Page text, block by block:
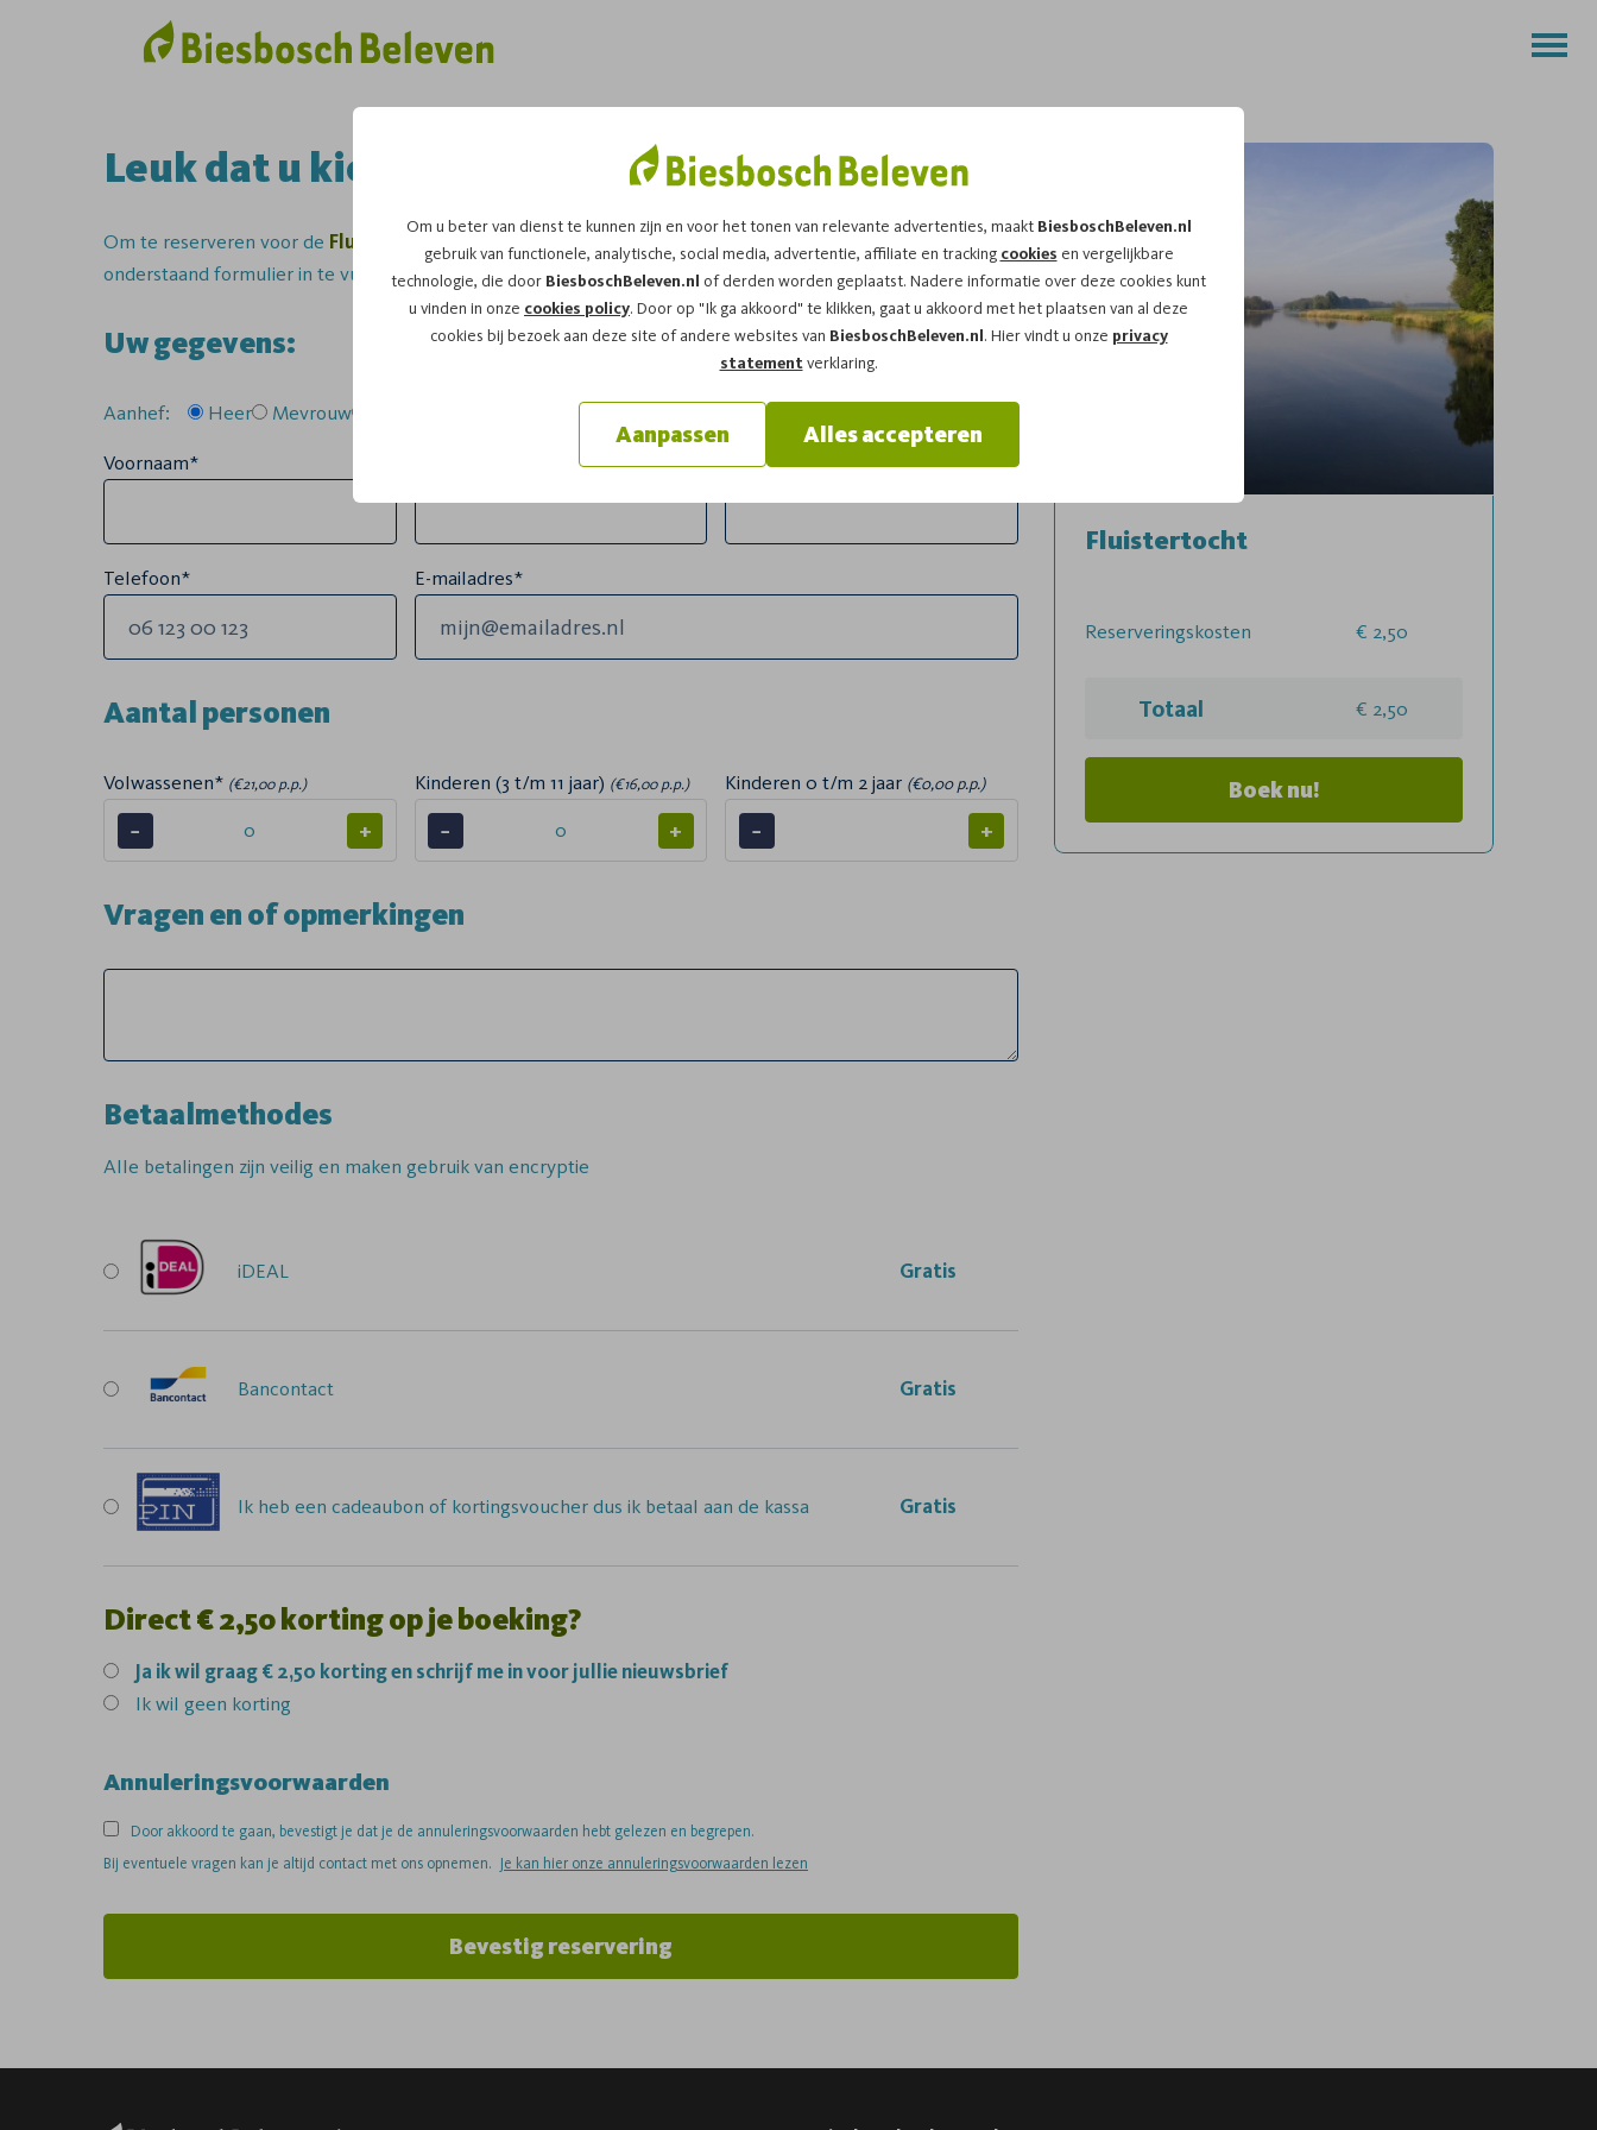
Om u beter van dienst te kunnen zijn en voor het tonen van relevante advertenties, maakt BiesboschBeleven.nl
gebruik van functionele, analytische, social media, advertentie, affiliate en tracking cookies en vergelijkbare
technologie, die door BiesboschBeleven.nl of derden worden geplaatst. Nadere informatie over deze cookies kunt
u vinden in onze cookies policy. Door op "Ik ga akkoord" te klikken, gaat u akkoord met het plaatsen van al deze
cookies bij bezoek aan deze site of andere websites van BiesboschBeleven.nl. Hier vindt u onze privacy
statementverklaring.
Aanpassen Alles accepteren
Leuk dat u kiest voor dit arrangement!
Om te reserveren voor de Fluistertocht vaartocht op dinsdag 25-08-2026om12:00
vragen wij u
onderstaand formulier in te vullen.
Uw gegevens:
Aanhef: Heer Mevrouw
Voornaam* Achternaam*
Telefoon* E-mailadres*
Aantal personen
Volwassenen* (€21,00 p.p.)
− +
Kinderen (3 t/m 11 jaar) (€16,00 p.p.)
− +
Kinderen 0 t/m 2 jaar (€0,00 p.p.)
− +
Vragen en of opmerkingen
Fluistertocht
Reserveringskosten 2,50
Totaal 2,50
Boek nu!
Betaalmethodes
Alle betalingen zijn veilig en maken gebruik van encryptie
iDEAL Gratis
Bancontact Gratis
Ik heb een cadeaubon of kortingsvoucher dus ik betaal aan de kassa Gratis
Direct € 2,50 korting op je boeking?
Ja ik wil graag € 2,50 korting en schrijf me in voor jullie nieuwsbrief
Ik wil geen korting
Annuleringsvoorwaarden
Door akkoord te gaan, bevestigt je dat je de annuleringsvoorwaarden hebt gelezen en begrepen.
Bij eventuele vragen kan je altijd contact met ons opnemen. Je kan hier onze annuleringsvoorwaarden lezen
Bevestig reservering